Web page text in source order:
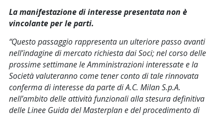
La manifestazione di interesse presentata non è
vincolante per le parti.
“Questo passaggio rappresenta un ulteriore passo avanti
nell’indagine di mercato richiesta dai Soci; nel corso delle
prossime settimane le Amministrazioni interessate e la
Società valuteranno come tener conto di tale rinnovata
conferma di interesse da parte di A.C. Milan S.p.A.
nell’ambito delle attività funzionali alla stesura definitiva
delle Linee Guida del Masterplan e del procedimento di